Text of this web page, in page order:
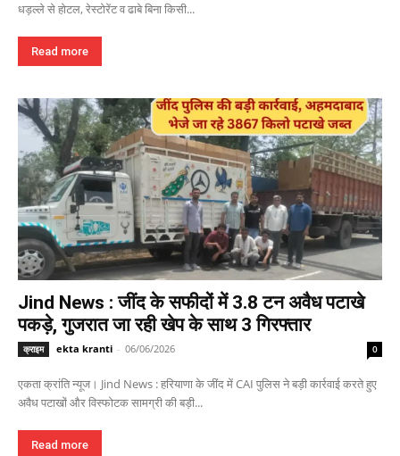
धड़ल्ले से होटल, रेस्टोरेंट व ढाबे बिना किसी...
Read more
Jind News : जींद के सफीदों में 3.8 टन अवैध पटाखे
पकड़े, गुजरात जा रही खेप के साथ 3 गिरफ्तार
क्राइम ekta kranti - 06/06/2026 0
एकता क्रांति न्यूज। Jind News : हरियाणा के जींद में CAI पुलिस ने बड़ी कार्रवाई करते हुए
अवैध पटाखों और विस्फोटक सामग्री की बड़ी...
Read more